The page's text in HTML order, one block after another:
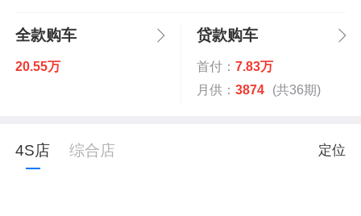
全款购车
20.55万
贷款购车
首付： 7.83万
月供： 3874 (共36期)
4S店 综合店 定位